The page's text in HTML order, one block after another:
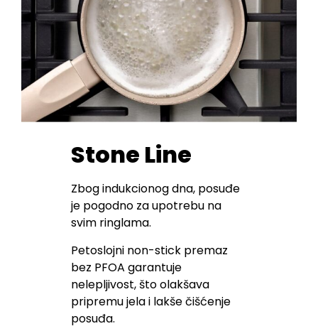
Stone Line
Zbog indukcionog dna, posuđe
je pogodno za upotrebu na
svim ringlama.
Petoslojni non-stick premaz
bez PFOA garantuje
nelepljivost, što olakšava
pripremu jela i lakše čišćenje
posuđa.